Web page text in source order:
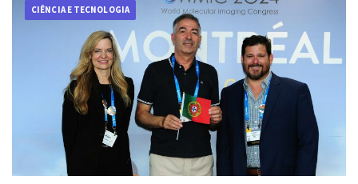
CIÊNCIA E TECNOLOGIA